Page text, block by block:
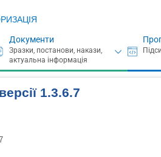
Документи
1.3.6.7